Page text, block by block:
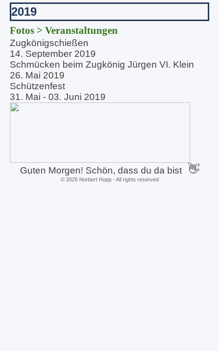
2019
Fotos > Veranstaltungen
Zugkönigschießen
14. September 2019
Schmücken beim Zugkönig Jürgen VI. Klein
26. Mai 2019
Schützenfest
31. Mai - 03. Juni 2019
Guten Morgen! Schön, dass du da bist 👋
© 2026Norbert Hopp - All rights reserved